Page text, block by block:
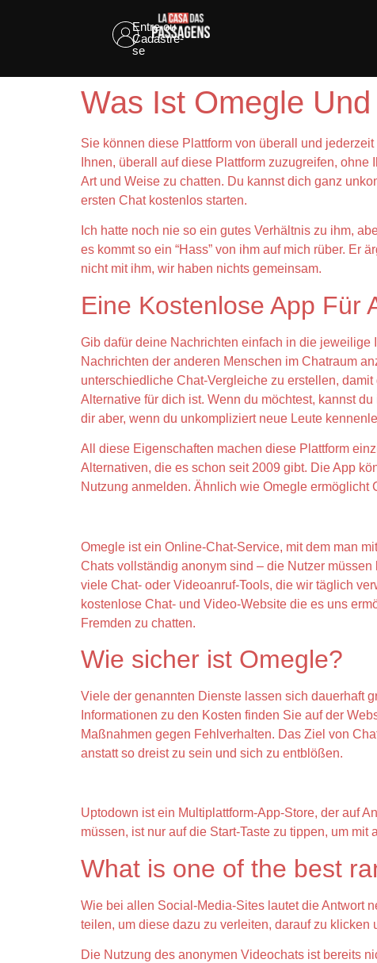
Entre ou
Cadastre-
se
Was Ist Omegle
Sie können diese Plattform von überall und
Ihnen, überall auf diese Plattform zuzugreifen,
Art und Weise zu chatten. Du kannst dich ganz
ersten Chat kostenlos starten.
Ich hatte noch nie so ein gutes Verhältnis zu ihm,
es kommt so ein “Hass” von ihm auf mich rüber. Er
nicht mit ihm, wir haben nichts gemeinsam.
Eine Kostenlose App Für
Gib dafür deine Nachrichten einfach in die
Nachrichten der anderen Menschen im Chatraum
unterschiedliche Chat-Vergleiche zu erstellen,
Alternative für dich ist. Wenn du möchtest, kannst
dir aber, wenn du unkompliziert neue Leute
All diese Eigenschaften machen diese Plattform
Alternativen, die es schon seit 2009 gibt. Die App
Nutzung anmelden. Ähnlich wie Omegle
Omegle ist ein Online-Chat-Service, mit dem man
Chats vollständig anonym sind – die Nutzer
viele Chat- oder Videoanruf-Tools, die wir täglich
kostenlose Chat- und Video-Website die es uns
Fremden zu chatten.
Wie sicher ist Omegle?
Viele der genannten Dienste lassen sich dauerhaft
Informationen zu den Kosten finden Sie auf der
Maßnahmen gegen Fehlverhalten. Das Ziel von
anstatt so dreist zu sein und sich zu entblößen.
Uptodown ist ein Multiplattform-App-Store, der auf
müssen, ist nur auf die Start-Taste zu tippen, um
What is one of the best
Wie bei allen Social-Media-Sites lautet die Antwort
teilen, um diese dazu zu verleiten, darauf zu
Die Nutzung des anonymen Videochats ist bereits